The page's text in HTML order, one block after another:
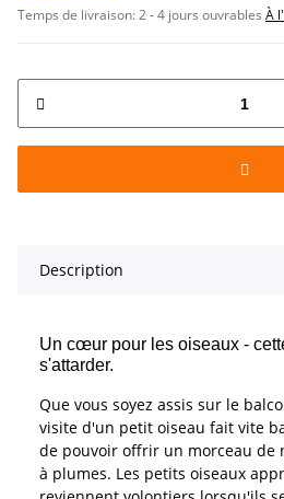
Temps de livraison:2 - 4 jours ouvrables À
Description
Un cœur pour les oiseaux -
s'attarder.
Que vous soyez assis sur le
visite d'un petit oiseau fait vite
de pouvoir offrir un morceau de
à plumes. Les petits oiseaux